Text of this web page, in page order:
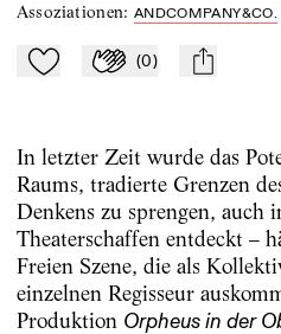
Assoziationen:ANDCOMPANY&CO.
Zu Mein-TdZ hinzufügen
Applaudieren
(0) mail
In letzter Zeit wurde das
Raums, tradierte Grenzen
Denkens zu sprengen, auch
Theaterschaffen entdeckt –
Freien Szene, die als
einzelnen Regisseur
Produktion Orpheus in der